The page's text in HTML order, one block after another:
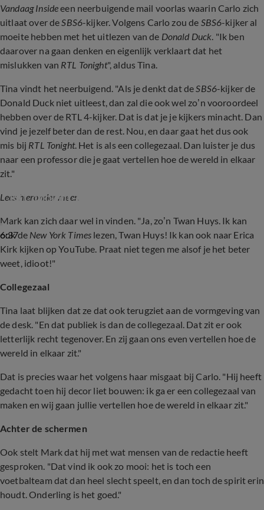
Vandaag Insideeen neerbuigende mail voorlas waarin Carlo zich
uitlaat over deSBS6-kijker. Volgens Carlo zou de SBS6-kijker al
moeite hebben met het uitlezen van de Donald Duck. "Ik ben
daarover na gaan denken en eigenlijk verklaart dat het
mislukken van RTL Tonight", aldus Tina.
Tina vindt het neerbuigend. "Als je denkt dat deSBS6-kijker de
Donald Duck niet uitleest, dan zal die ook wel zo’n vooroordeel
hebben over de RTL 4-kijker. Dat is dat je je kijkers minacht. Dan
vind je jezelf beter dan de rest. Nou, en daar gaat het dus ook
mis bij RTL Tonight. Het is als een collegezaal. Dan luister je dus
naar een professor die je gaat vertellen hoe de wereld in elkaar
zit."
Lees hieronder meer.
6:37
RTL Tonight-maker over Vandaag Inside
Mark kan zich daar wel in vinden. "Ja, zo’n Twan Huys. Ik kan
ook de New York Times lezen, Twan Huys! Ik kan ook naar Erica
Kirk kijken op YouTube. Praat niet tegen me alsof je het beter
weet, idioot!"
Collegezaal
Tina laat blijken dat ze dat ook terugziet aan de vormgeving van
de desk. "En dat publiek is dan de collegezaal. Dat zit er ook
letterlijk recht tegenover. En zij gaan ons even vertellen hoe de
wereld in elkaar zit."
Dat is precies waar het volgens haar misgaat bij Carlo. "Hij heeft
gedacht toen hij decor liet bouwen: ik ga er een collegezaal van
maken en wij gaan jullie vertellen hoe de wereld in elkaar zit."
Achter de schermen
Ook stelt Mark dat hij met wat mensen van de redactie heeft
gesproken. "Dat vind ik ook zo mooi: het is toch een
voetbalteam dat dan heel slecht speelt, en dan toch de spirit erin
houdt. Onderling is het goed."